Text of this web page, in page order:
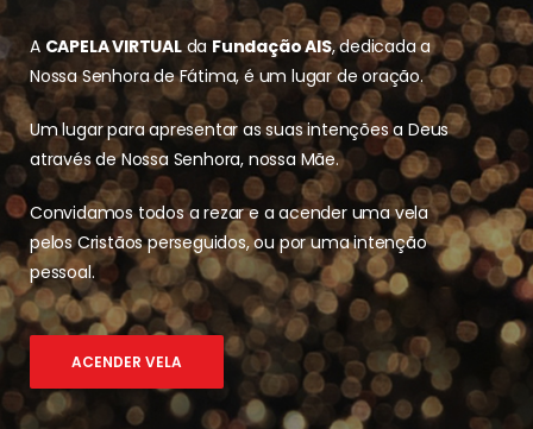
A CAPELA VIRTUALdaFundação AIS, dedicada a
Nossa Senhora de Fátima, é um lugar de oração.
Um lugar para apresentar as suas intenções a Deus
através de Nossa Senhora, nossa Mãe.
Convidamos todos a rezar e a acender uma vela
pelos Cristãos perseguidos, ou por uma intenção
pessoal.
ACENDER VELA